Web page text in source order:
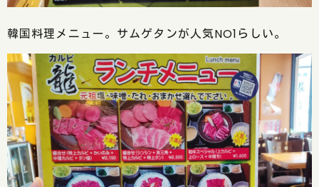
韓国料理メニュー。サムゲタンが人気NO1らしい。